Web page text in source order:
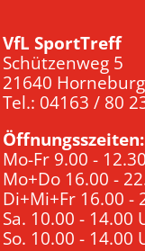
VfL SportTreff
Schützenweg 5
21640 Horneburg
Tel.: 04163 / 80
Öffnungsszeiten:
Mo-Fr 9.00 -
Mo+Do 16.00 -
Di+Mi+Fr 16.00 -
Sa. 10.00 - 14.00
So. 10.00 - 14.00